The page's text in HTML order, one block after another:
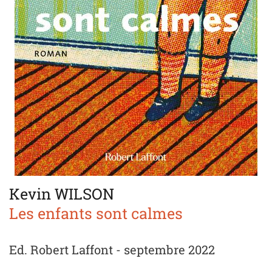
Kevin WILSON
Les enfants sont calmes
Ed. Robert Laffont - septembre 2022